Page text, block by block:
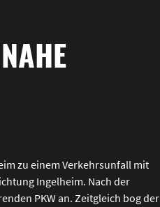
zu einem Verkehrsunfall mit
Ingelheim. Nach der
PKW an. Zeitgleich bog der